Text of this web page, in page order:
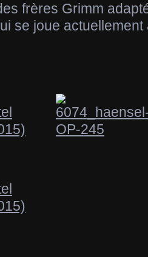
frères Grimm
se joue actuellement